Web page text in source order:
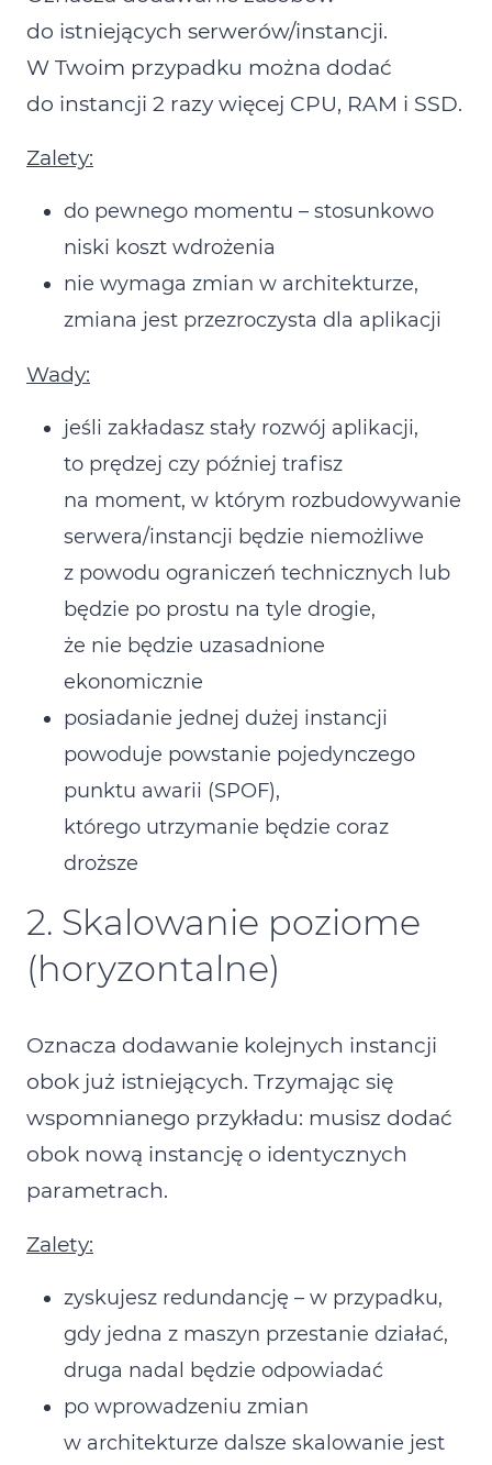
do istniejących serwerów/instancji.
W Twoim przypadku można dodać
do instancji 2 razy więcej CPU, RAM i SSD.
Zalety:
do pewnego momentu – stosunkowo
niski koszt wdrożenia
nie wymaga zmian w architekturze,
zmiana jest przezroczysta dla aplikacji
Wady:
jeśli zakładasz stały rozwój aplikacji,
to prędzej czy później trafisz
na moment, w którym rozbudowywanie
serwera/instancji będzie niemożliwe
z powodu ograniczeń technicznych lub
będzie po prostu na tyle drogie,
że nie będzie uzasadnione
ekonomicznie
posiadanie jednej dużej instancji
powoduje powstanie pojedynczego
punktu awarii (SPOF),
którego utrzymanie będzie coraz
droższe
2. Skalowanie poziome
(horyzontalne)
Oznacza dodawanie kolejnych instancji
obok już istniejących. Trzymając się
wspomnianego przykładu: musisz dodać
obok nową instancję o identycznych
parametrach.
Zalety:
zyskujesz redundancję – w przypadku,
gdy jedna z maszyn przestanie działać,
druga nadal będzie odpowiadać
po wprowadzeniu zmian
w architekturze dalsze skalowanie jest